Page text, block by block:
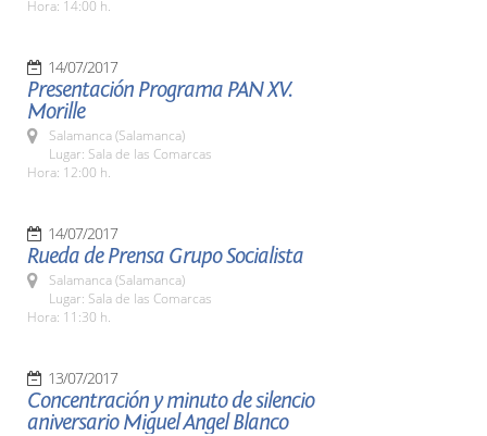
Hora: 14:00 h.
14/07/2017
Presentación Programa PAN XV.
Morille
Salamanca (Salamanca)
Lugar: Sala de las Comarcas
Hora: 12:00 h.
14/07/2017
Rueda de Prensa Grupo Socialista
Salamanca (Salamanca)
Lugar: Sala de las Comarcas
Hora: 11:30 h.
13/07/2017
Concentración y minuto de silencio
aniversario Miguel Angel Blanco